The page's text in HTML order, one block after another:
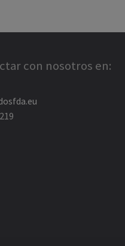
con nosotros en: